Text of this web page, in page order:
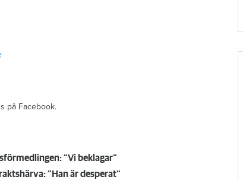
på Facebook.
”Vi beklagar”
”Han är desperat”